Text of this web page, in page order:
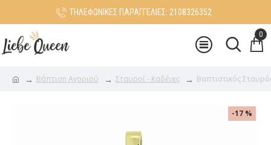
ΤΗΛΕΦΩΝΙΚΕΣ ΠΑΡΑΓΓΕΛΙΕΣ: 2108326352
0
Βάπτιση Αγοριού Σταυροί - Καδένες Βαπτιστικός
-17 %